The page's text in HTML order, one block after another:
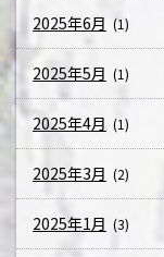
2025年6月 (1)
2025年5月 (1)
2025年4月 (1)
2025年3月 (2)
2025年1月 (3)